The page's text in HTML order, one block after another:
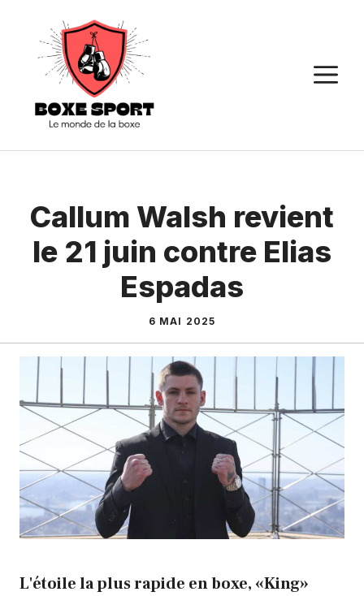
contenu
Callum Walsh revient
le 21 juin contre Elias
Espadas
6 MAI 2025
L'étoile la plus rapide en boxe, «King»